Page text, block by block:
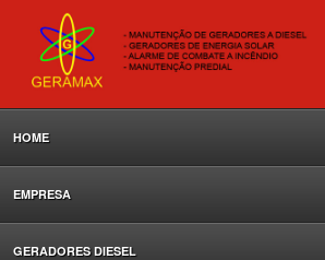
HOME
EMPRESA
GERADORES DIESEL